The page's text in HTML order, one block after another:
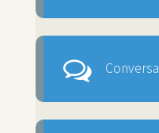
Conversa